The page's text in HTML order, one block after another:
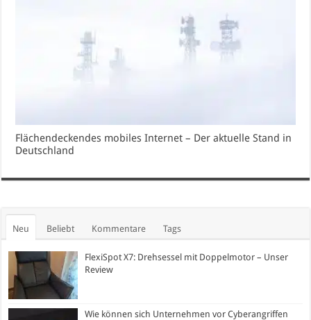
Flächendeckendes mobiles Internet – Der aktuelle Stand in
Deutschland
Neu Beliebt Kommentare Tags
FlexiSpot X7: Drehsessel mit Doppelmotor – Unser
Review
Wie können sich Unternehmen vor Cyberangriffen